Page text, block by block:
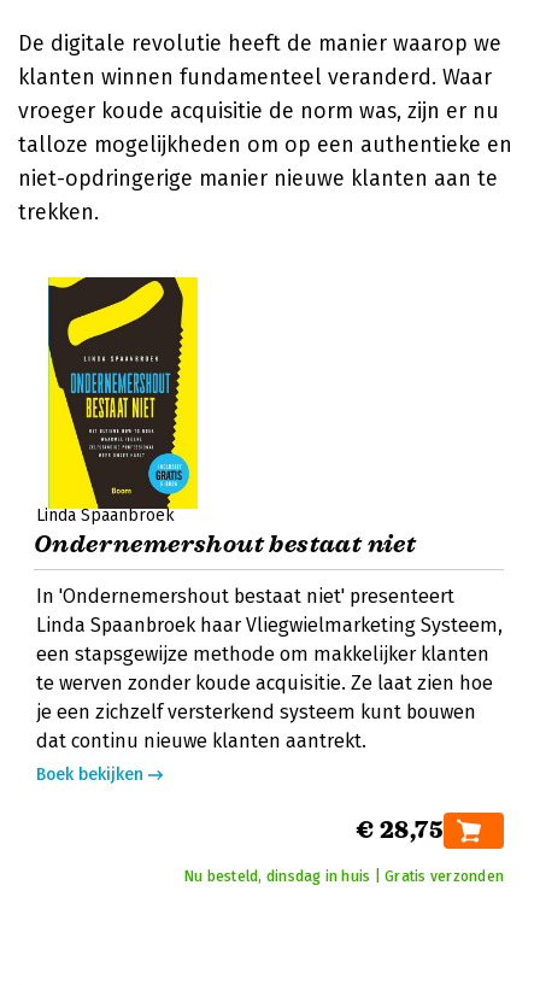
De digitale revolutie heeft de manier waarop we
klanten winnen fundamenteel veranderd. Waar
vroeger koude acquisitie de norm was, zijn er nu
talloze mogelijkheden om op een authentieke en
niet-opdringerige manier nieuwe klanten aan te
trekken.
Linda Spaanbroek
Ondernemershout bestaat niet
In 'Ondernemershout bestaat niet' presenteert
Linda Spaanbroek haar Vliegwielmarketing Systeem,
een stapsgewijze methode om makkelijker klanten
te werven zonder koude acquisitie. Ze laat zien hoe
je een zichzelf versterkend systeem kunt bouwen
dat continu nieuwe klanten aantrekt.
Boek bekijken
€ 28,75
Nu besteld, dinsdag in huis | Gratis verzonden